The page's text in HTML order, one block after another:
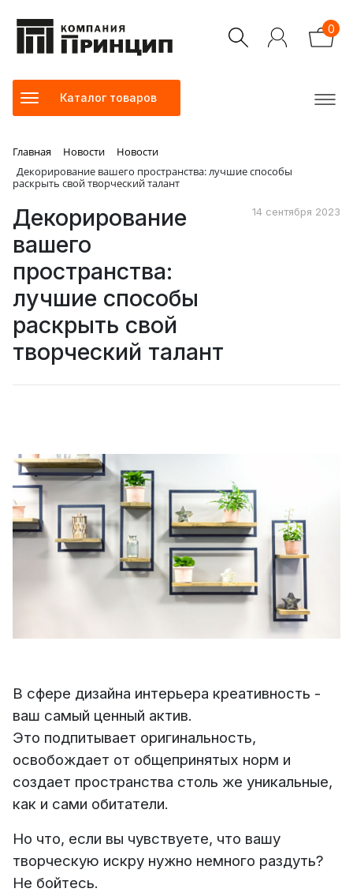
0
Каталог товаров
Главная Новости
Новости
Декорирование вашего пространства: лучшие способы
раскрыть свой творческий талант
Декорирование
вашего
пространства:
лучшие способы
раскрыть свой
творческий талант
14 сентября 2023
В сфере дизайна интерьера креативность -
ваш самый ценный актив.
Это подпитывает оригинальность,
освобождает от общепринятых норм и
создает пространства столь же уникальные,
как и сами обитатели.
Но что, если вы чувствуете, что вашу
творческую искру нужно немного раздуть?
Не бойтесь.